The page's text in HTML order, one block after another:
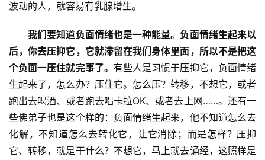
波动的人，就容易有乳腺增生。
我们要知道负面情绪也是一种能量。负面情绪生起来以
后，你去压抑它，它就滞留在我们身体里面，所以不是把这
个负面一压住就完事了。 有些人是习惯于压抑它，负面情绪
生起来了，怎么办？压住它。怎么压？转移，不想它，或者
跑出去喝酒、或者跑去唱卡拉OK、或者去上网……。还有一
些佛弟子也是这个样的：负面情绪生起来，他不知道怎么去
化解，不知道怎么去转化它，让它消除；而是怎样？压抑
它、转移，就是干什么？不想它，马上就去诵经，这照样是